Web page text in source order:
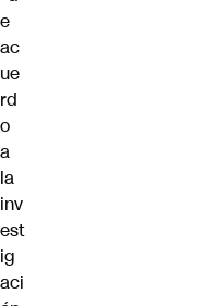
e
ac
ue
rd
o
a
la
inv
est
ig
aci